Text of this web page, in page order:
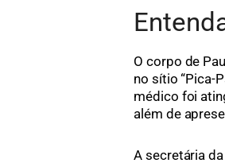
O corpo de
no sítio “Pica-
médico foi
além de
A secretária